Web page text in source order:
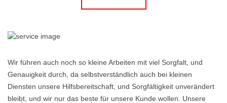
Wir führen auch noch so kleine Arbeiten mit viel Sorgfalt, und
Genauigkeit durch, da selbstverständlich auch bei kleinen
Diensten unsere Hilfsbereitschaft, und Sorgfältigkeit unverändert
bleibt, und wir nur das beste für unsere Kunde wollen. Unsere